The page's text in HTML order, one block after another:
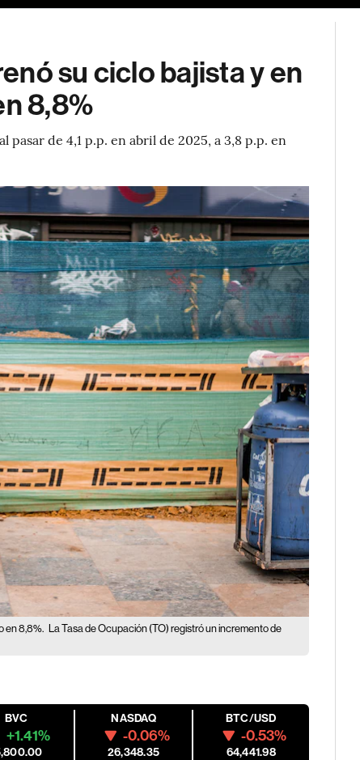
su ciclo bajista y en
8,8%
de 4,1 p.p. en abril de 2025, a 3,8 p.p. en
en 8,8%. La Tasa de Ocupación (TO) registró un incremento de
BVC
+1.41%
NASDAQ
-0.06%
26,348.35
BTC/USD
-0.53%
64,441.98